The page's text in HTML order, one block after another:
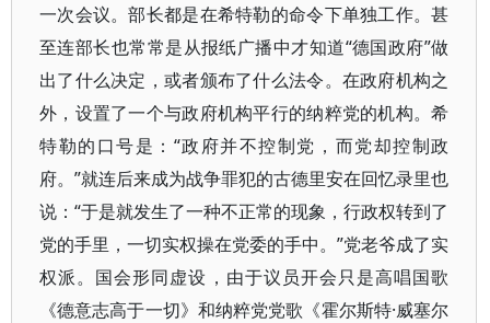
一次会议。部长都是在希特勒的命令下单独工作。甚
至连部长也常常是从报纸广播中才知道“德国政府”做
出了什么决定，或者颁布了什么法令。在政府机构之
外，设置了一个与政府机构平行的纳粹党的机构。希
特勒的口号是：“政府并不控制党，而党却控制政
府。”就连后来成为战争罪犯的古德里安在回忆录里也
说：“于是就发生了一种不正常的现象，行政权转到了
党的手里，一切实权操在党委的手中。”党老爷成了实
权派。国会形同虚设，由于议员开会只是高唱国歌
《德意志高于一切》和纳粹党党歌《霍尔斯特·威塞尔